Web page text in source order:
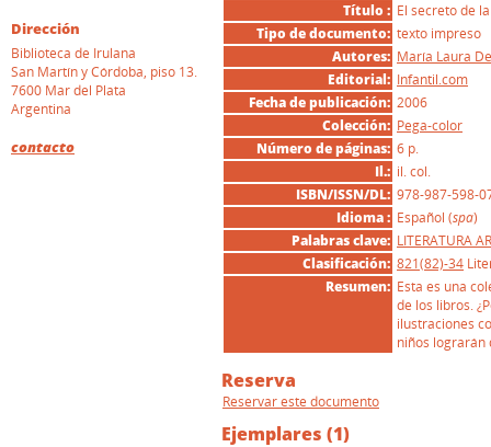
Título : El secreto de
Tipo de documento: texto impreso
Autores: María Laura
Editorial: Infantil.com
Fecha de publicación: 2006
Colección: Pega-color
Número de páginas: 6 p.
Il.: il. col.
ISBN/ISSN/DL: 978-987-598-
Idioma : Español (spa)
Palabras clave: LITERATURA
Clasificación: 821(82)-34
Resumen: Esta es una
de los libros.
ilustraciones
niños lograrán
Reserva
Reservar este documento
Ejemplares (1)
Dirección
Biblioteca de Irulana
San Martín y Córdoba, piso 13.
7600 Mar del Plata
Argentina
contacto